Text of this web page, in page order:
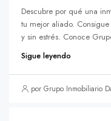
Descubre por qué una
tu mejor aliado.
y sin estrés. Conoce
Sigue leyendo
por Grupo Inmobiliario